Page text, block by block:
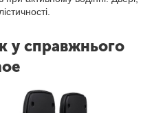
у справжнього